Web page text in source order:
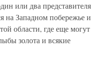
или два представителя
на Западном побережье и
области, где еще могут
золота и всякие